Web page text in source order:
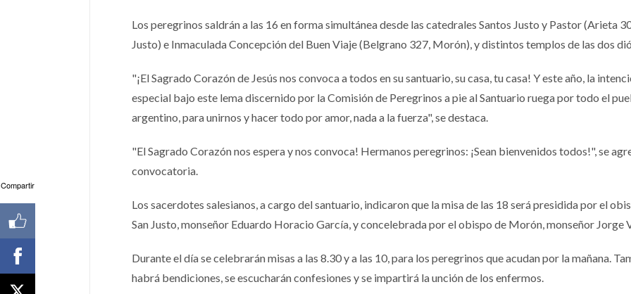
Los peregrinos saldrán a las 16 en forma simultánea desde las catedrales Santos Justo y Pastor (Arieta
Justo) e Inmaculada Concepción del Buen Viaje (Belgrano 327, Morón), y distintos templos de las dos
"¡El Sagrado Corazón de Jesús nos convoca a todos en su santuario, su casa, tu casa! Y este año, la
especial bajo este lema discernido por la Comisión de Peregrinos a pie al Santuario ruega por todo el
argentino, para unirnos y hacer todo por amor, nada a la fuerza", se destaca.
"El Sagrado Corazón nos espera y nos convoca! Hermanos peregrinos: ¡Sean bienvenidos todos!", se
convocatoria.
Los sacerdotes salesianos, a cargo del santuario, indicaron que la misa de las 18 será presidida por el
San Justo, monseñor Eduardo Horacio García, y concelebrada por el obispo de Morón, monseñor Jorge
Durante el día se celebrarán misas a las 8.30 y a las 10, para los peregrinos que acudan por la mañana.
habrá bendiciones, se escucharán confesiones y se impartirá la unción de los enfermos.
Compartir